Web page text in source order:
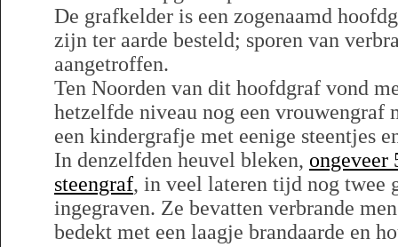
De grafkelder is een zogenaamd
zijn ter aarde besteld; sporen van
aangetroffen.
Ten Noorden van dit hoofdgraf vond
hetzelfde niveau nog een vrouwengraf
een kindergrafje met eenige steentjes
In denzelfden heuvel bleken, ongeveer
steengraf, in veel lateren tijd nog twee
ingegraven. Ze bevatten verbrande
bedekt met een laagje brandaarde en